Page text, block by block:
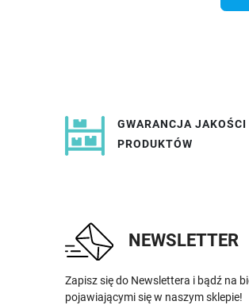
GWARANCJA JAKOŚCI
PRODUKTÓW
NEWSLETTER
Zapisz się do Newslettera i bądź na
pojawiającymi się w naszym sklepie!